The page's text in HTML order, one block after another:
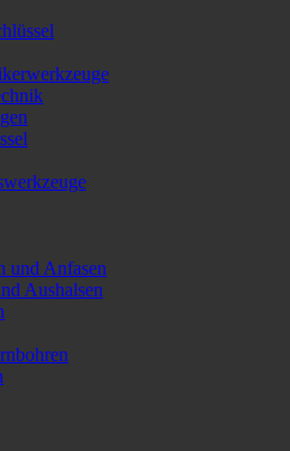
und Anfasen
Aushalsen